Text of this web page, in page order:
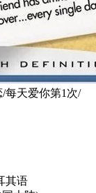
天爱你第1次/
其语